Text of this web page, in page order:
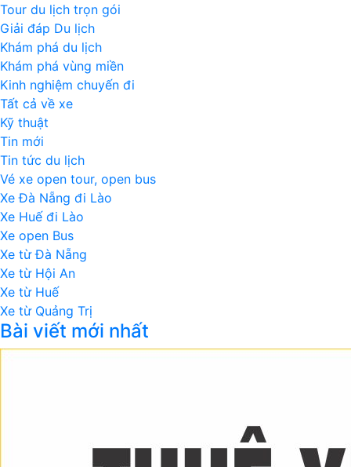
Tour du lịch trọn gói
Giải đáp Du lịch
Khám phá du lịch
Khám phá vùng miền
Kinh nghiệm chuyến đi
Tất cả về xe
Kỹ thuật
Tin mới
Tin tức du lịch
Vé xe open tour, open bus
Xe Đà Nẵng đi Lào
Xe Huế đi Lào
Xe open Bus
Xe từ Đà Nẵng
Xe từ Hội An
Xe từ Huế
Xe từ Quảng Trị
Bài viết mới nhất